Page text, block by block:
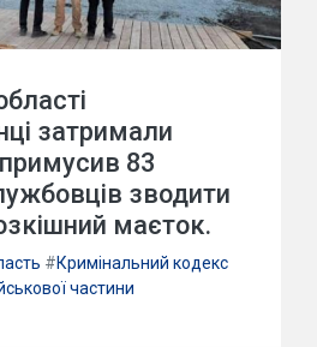
затримали
83
зводити
маєток.
#Кримінальний кодекс
частини